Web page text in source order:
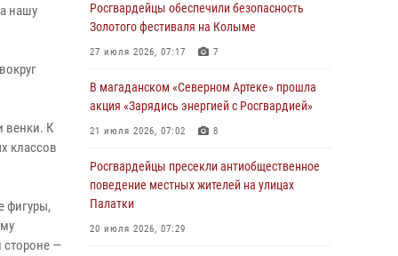
нашу
венки. К
классов
фигуры,
стороне —
Росгвардейцы обеспечили безопасность
Золотого фестиваля на Колыме
27 июля 2026, 07:17 7
В магаданском «Северном Артеке» прошла
акция «Зарядись энергией с Росгвардией»
21 июля 2026, 07:02 8
Росгвардейцы пресекли антиобщественное
поведение местных жителей на улицах
Палатки
20 июля 2026, 07:29